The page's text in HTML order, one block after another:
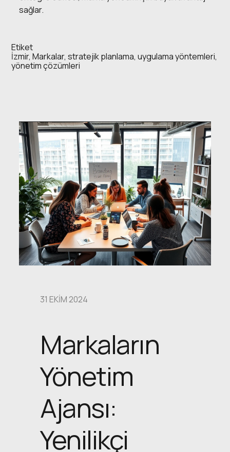
sağlar.
Etiket
İzmir,Markalar,stratejik planlama,uygulama yöntemleri,
yönetim çözümleri
31 EKIM 2024
Markaların
Yönetim
Ajansı:
Yenilikçi